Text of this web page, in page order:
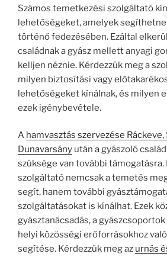
Számos temetkezési szolgáltató
lehetőségeket, amelyek
történő fedezésében. Ezáltal
családnak a gyász mellett anyagi
kelljen néznie. Kérdezzük meg a
milyen biztosítási vagy
lehetőségeket kínálnak, és milyen
ezek igénybevétele.
A hamvasztás szervezése
Dunavarsány után a gyászoló
szüksége van további
szolgáltató nemcsak a temetés
segít, hanem további
szolgáltatásokat is kínálhat. Ezek
gyásztanácsadás, a
helyi közösségi erőforrásokhoz
segítése. Kérdezzük meg az urnás